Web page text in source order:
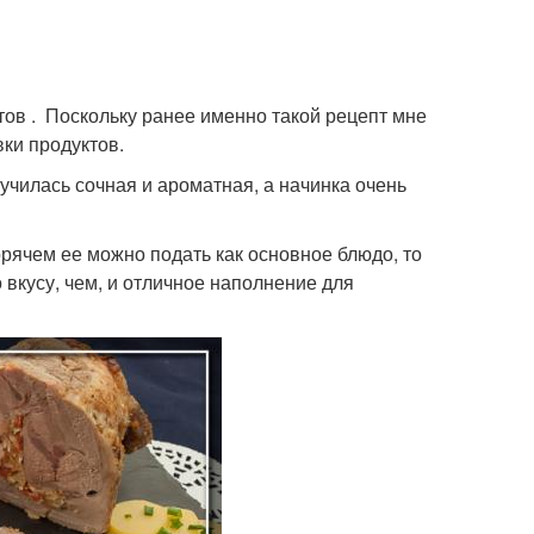
. Поскольку ранее именно такой рецепт мне
продуктов.
сочная и ароматная, а начинка очень
ее можно подать как основное блюдо, то
чем, и отличное наполнение для